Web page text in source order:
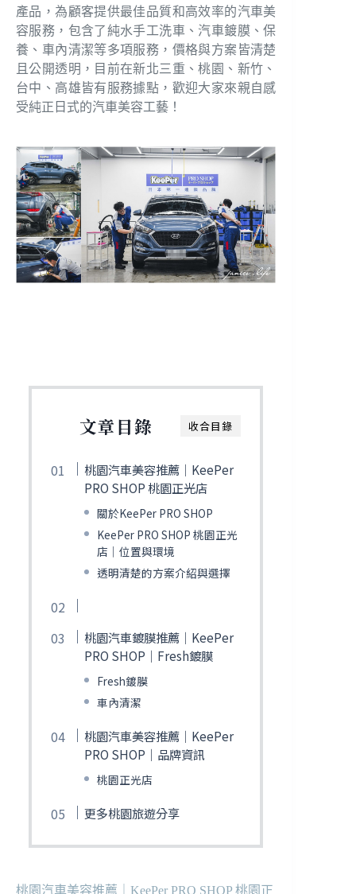
產品，為顧客提供最佳品質和高效率的汽車美
容服務，包含了純水手工洗車、汽車鍍膜、保
養、車內清潔等多項服務，價格與方案皆清楚
且公開透明，目前在新北三重、桃園、新竹、
台中、高雄皆有服務據點，歡迎大家來親自感
受純正日式的汽車美容工藝！
收合目錄
文章目錄
桃園汽車美容推薦｜KeePer
PRO SHOP 桃園正光店
關於KeePer PRO SHOP
KeePer PRO SHOP 桃園正光
店｜位置與環境
透明清楚的方案介紹與選擇
桃園汽車鍍膜推薦｜KeePer
PRO SHOP｜Fresh鍍膜
Fresh鍍膜
車內清潔
桃園汽車美容推薦｜KeePer
PRO SHOP｜品牌資訊
桃園正光店
更多桃園旅遊分享
桃園汽車美容推薦｜KeePer PRO SHOP 桃園正